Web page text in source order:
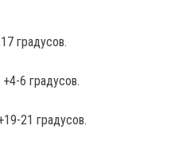
градусов.
6 градусов.
21 градусов.